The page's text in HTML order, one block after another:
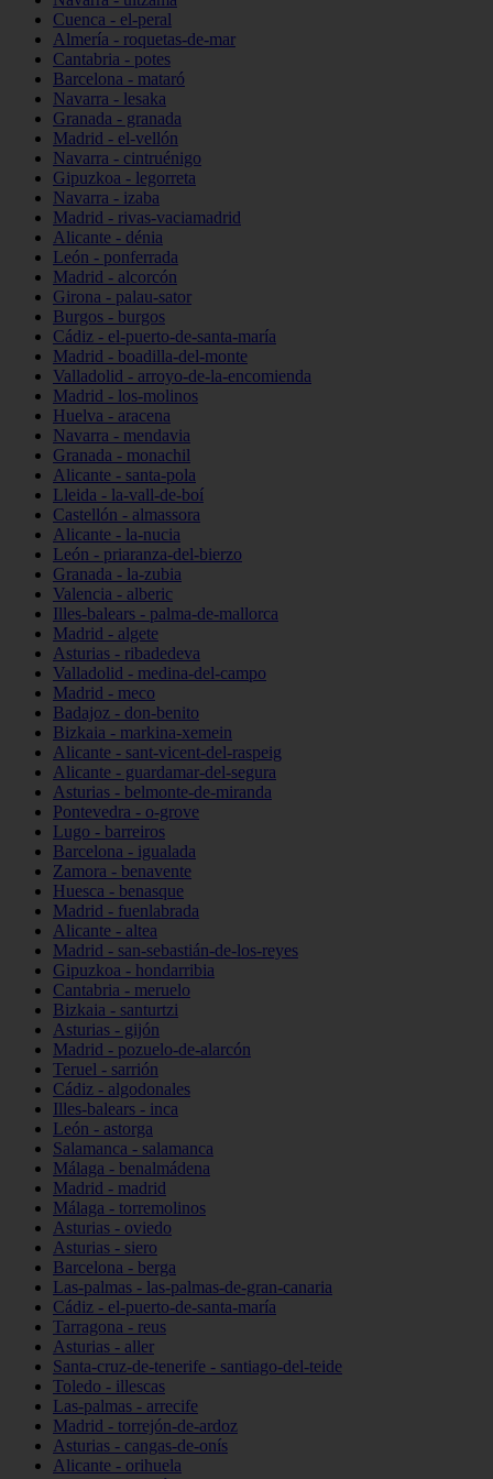
Cuenca - el-peral
Almería - roquetas-de-mar
Cantabria - potes
Barcelona - mataró
Navarra - lesaka
Granada - granada
Madrid - el-vellón
Navarra - cintruénigo
Gipuzkoa - legorreta
Navarra - izaba
Madrid - rivas-vaciamadrid
Alicante - dénia
León - ponferrada
Madrid - alcorcón
Girona - palau-sator
Burgos - burgos
Cádiz - el-puerto-de-santa-maría
Madrid - boadilla-del-monte
Valladolid - arroyo-de-la-encomienda
Madrid - los-molinos
Huelva - aracena
Navarra - mendavia
Granada - monachil
Alicante - santa-pola
Lleida - la-vall-de-boí
Castellón - almassora
Alicante - la-nucia
León - priaranza-del-bierzo
Granada - la-zubia
Valencia - alberic
Illes-balears - palma-de-mallorca
Madrid - algete
Asturias - ribadedeva
Valladolid - medina-del-campo
Madrid - meco
Badajoz - don-benito
Bizkaia - markina-xemein
Alicante - sant-vicent-del-raspeig
Alicante - guardamar-del-segura
Asturias - belmonte-de-miranda
Pontevedra - o-grove
Lugo - barreiros
Barcelona - igualada
Zamora - benavente
Huesca - benasque
Madrid - fuenlabrada
Alicante - altea
Madrid - san-sebastián-de-los-reyes
Gipuzkoa - hondarribia
Cantabria - meruelo
Bizkaia - santurtzi
Asturias - gijón
Madrid - pozuelo-de-alarcón
Teruel - sarrión
Cádiz - algodonales
Illes-balears - inca
León - astorga
Salamanca - salamanca
Málaga - benalmádena
Madrid - madrid
Málaga - torremolinos
Asturias - oviedo
Asturias - siero
Barcelona - berga
Las-palmas - las-palmas-de-gran-canaria
Cádiz - el-puerto-de-santa-maría
Tarragona - reus
Asturias - aller
Santa-cruz-de-tenerife - santiago-del-teide
Toledo - illescas
Las-palmas - arrecife
Madrid - torrejón-de-ardoz
Asturias - cangas-de-onís
Alicante - orihuela